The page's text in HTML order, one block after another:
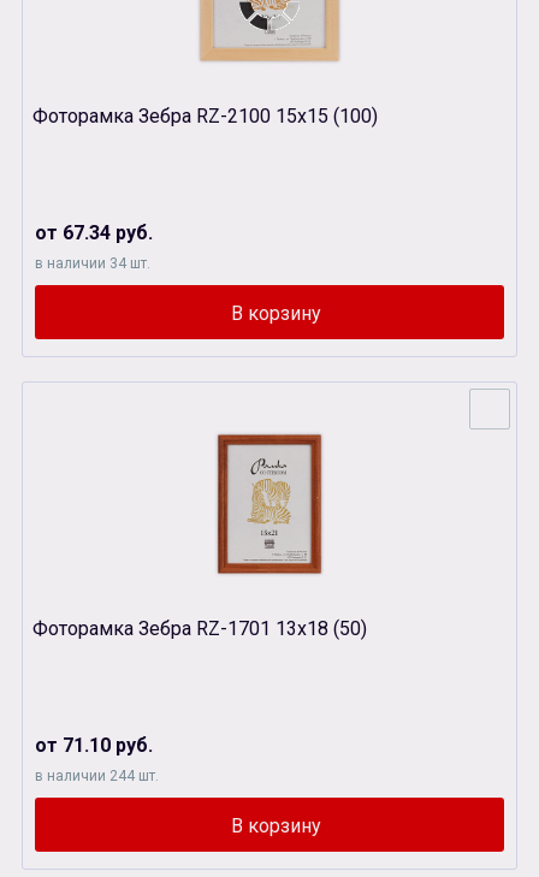
Фоторамка Зебра RZ-2100 15х15 (100)
от 67.34 руб.
в наличии 34 шт.
Фоторамка Зебра RZ-1701 13х18 (50)
от 71.10 руб.
в наличии 244 шт.